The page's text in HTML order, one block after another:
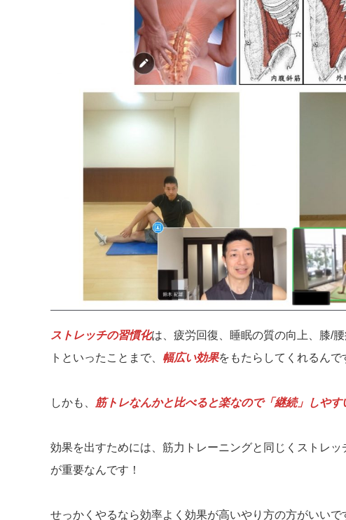
ストレッチの習慣化は、疲労回復、睡眠の質の向上、膝/
トといったことまで、 幅広い効果をもたらしてくれるんで
しかも、 筋トレなんかと比べると楽なので「継続」しやす
効果を出すためには、筋力トレーニングと同じくストレ
が重要なんです！
せっかくやるなら効率よく効果が高いやり方の方がいいで